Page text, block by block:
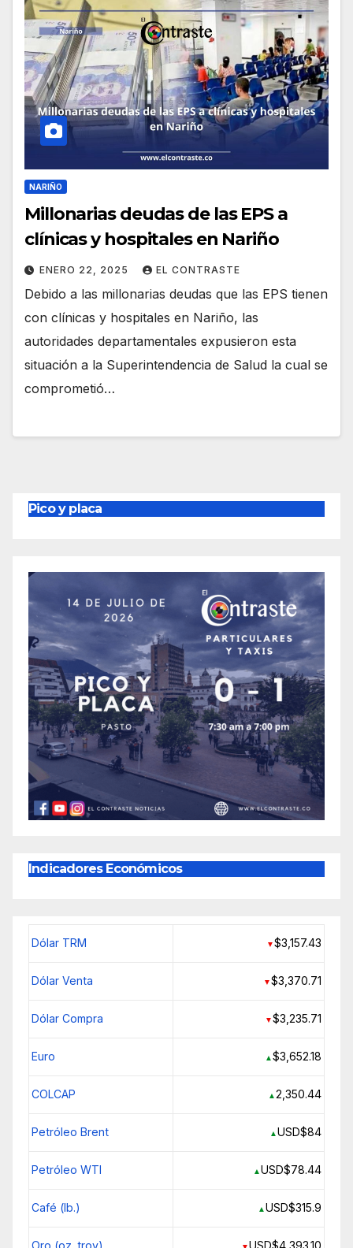
NARIÑO
Millonarias deudas de las EPS a
clínicas y hospitales en Nariño
ENERO 22, 2025 EL CONTRASTE
Debido a las millonarias deudas que las EPS tienen
con clínicas y hospitales en Nariño, las
autoridades departamentales expusieron esta
situación a la Superintendencia de Salud la cual se
comprometió…
Pico y placa
Indicadores Económicos
Dólar TRM ▼$3,157.43
Dólar Venta ▼$3,370.71
Dólar Compra ▼$3,235.71
Euro ▲$3,652.18
COLCAP ▲2,350.44
Petróleo Brent ▲USD$84
Petróleo WTI ▲USD$78.44
Café (lb.) ▲USD$315.9
Oro (oz. troy) ▼USD$4,393.10